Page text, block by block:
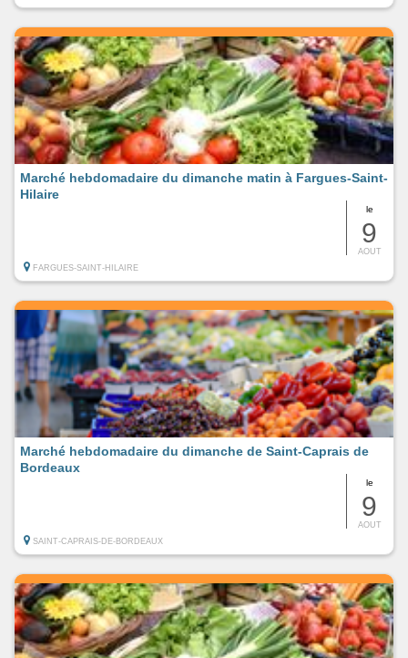
le
9
AOUT
Marché hebdomadaire du dimanche matin à Fargues-Saint-
Hilaire
FARGUES-SAINT-HILAIRE
le
9
AOUT
Marché hebdomadaire du dimanche de Saint-Caprais de
Bordeaux
SAINT-CAPRAIS-DE-BORDEAUX